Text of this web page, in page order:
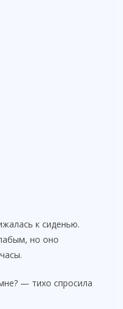
к сиденью.
но оно
— тихо спросила